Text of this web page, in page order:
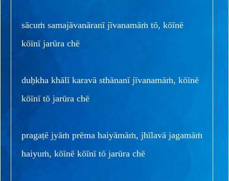
sācuṁ samajāvanāranī jīvanamāṁ tō, kōīnē
kōīnī jarūra chē
duḥkha khālī karavā sthānanī jīvanamāṁ, kōīnē
kōīnī tō jarūra chē
pragaṭē jyāṁ prēma haiyāmāṁ, jhīlavā jagamāṁ
haiyuṁ, kōīnē kōīnī tō jarūra chē